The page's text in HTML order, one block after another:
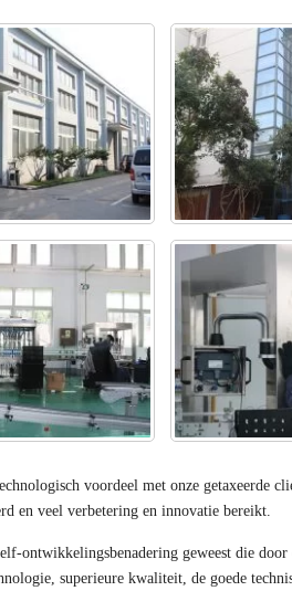
voordeel met onze getaxeerde
en veel verbetering en innovatie bereikt.
ontwikkelingsbenadering geweest die
superieure kwaliteit, de goede